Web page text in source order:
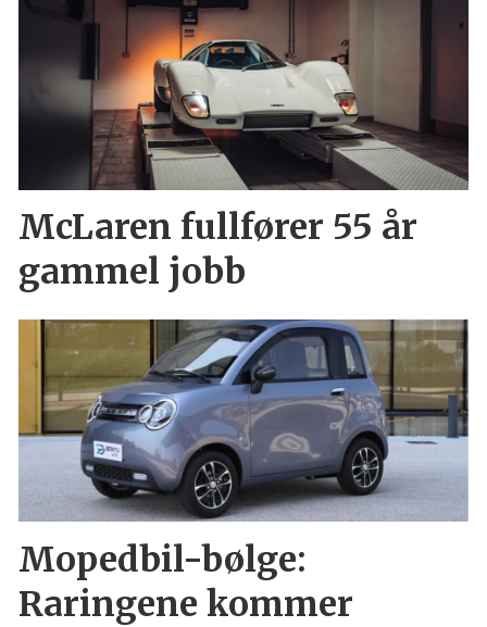
McLaren fullfører 55 år
gammel jobb
Mopedbil-bølge:
Raringene kommer